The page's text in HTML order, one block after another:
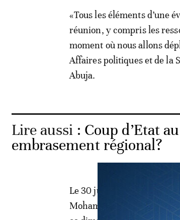
«Tous les éléments d’une
réunion, y compris les
moment où nous allons
Affaires politiques et de la
Abuja.
Lire aussi : Coup d’Etat
embrasement régional?
Le 30 juillet, quatre jours
Mohamed Bazoum, la